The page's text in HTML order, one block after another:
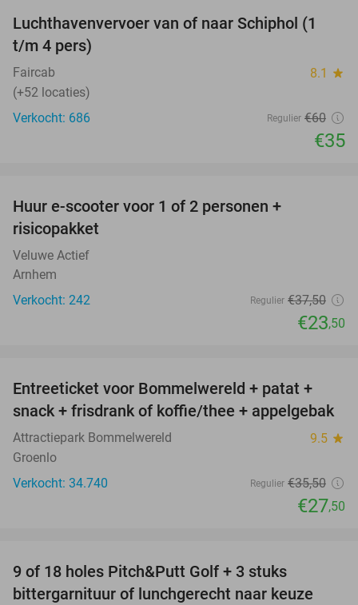
42%
Luchthavenvervoer van of naar Schiphol (1
t/m 4 pers)
Faircab 8.1 star
(+52 locaties)
Verkocht: 686
Regulier €60
€35
Huur e-scooter voor 1 of 2 personen +
risicopakket
Veluwe Actief
Arnhem
Verkocht: 242
Regulier €37,50
€23,50
23%
Entreeticket voor Bommelwereld + patat +
snack + frisdrank of koffie/thee + appelgebak
Attractiepark Bommelwereld 9.5 star
Groenlo
Verkocht: 34.740
Regulier €35,50
€27,50
9 of 18 holes Pitch&Putt Golf + 3 stuks
bittergarnituur of lunchgerecht naar keuze